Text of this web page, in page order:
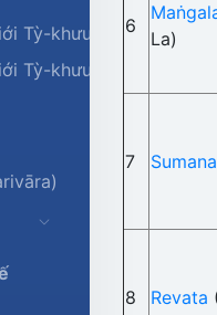
Tỳ-khưu
Tỳ-khưu-ni
6
La)
7 Sumana
8 Revata